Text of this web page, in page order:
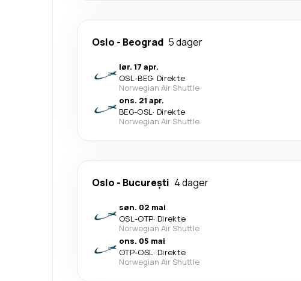
Oslo - Beograd 5 dager
lør. 17 apr.
OSL-BEG· Direkte
Norwegian Air Shuttle
ons. 21 apr.
BEG-OSL· Direkte
Norwegian Air Shuttle
Oslo - București 4 dager
søn. 02 mai
OSL-OTP· Direkte
Norwegian Air Shuttle
ons. 05 mai
OTP-OSL· Direkte
Norwegian Air Shuttle